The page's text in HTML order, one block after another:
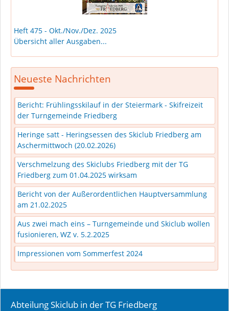
Heft 475 - Okt./Nov./Dez. 2025
Übersicht aller Ausgaben...
Neueste Nachrichten
Bericht: Frühlingsskilauf in der Steiermark - Skifreizeit
der Turngemeinde Friedberg
Heringe satt - Heringsessen des Skiclub Friedberg am
Aschermittwoch (20.02.2026)
Verschmelzung des Skiclubs Friedberg mit der TG
Friedberg zum 01.04.2025 wirksam
Bericht von der Außerordentlichen Hauptversammlung
am 21.02.2025
Aus zwei mach eins – Turngemeinde und Skiclub wollen
fusionieren, WZ v. 5.2.2025
Impressionen vom Sommerfest 2024
Abteilung Skiclub in der TG Friedberg